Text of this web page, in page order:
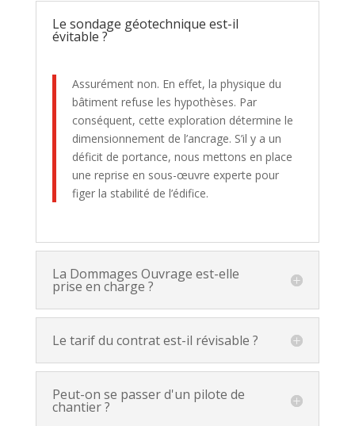
Le sondage géotechnique est-il
évitable ?
Assurément non. En effet, la physique du
bâtiment refuse les hypothèses. Par
conséquent, cette exploration détermine le
dimensionnement de l’ancrage. S’il y a un
déficit de portance, nous mettons en place
une reprise en sous-œuvre experte pour
figer la stabilité de l’édifice.
La Dommages Ouvrage est-elle
prise en charge ?
Le tarif du contrat est-il révisable ?
Peut-on se passer d'un pilote de
chantier ?